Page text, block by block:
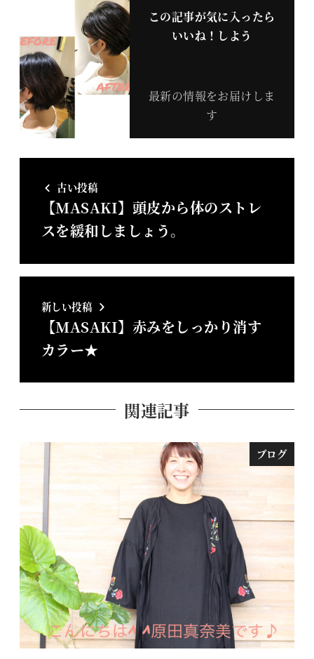
この記事が気に入ったら
いいね！しよう
最新の情報をお届けしま
す
古い投稿
【MASAKI】頭皮から体のストレ
スを緩和しましょう。
新しい投稿
【MASAKI】赤みをしっかり消す
カラー★
関連記事
ブログ